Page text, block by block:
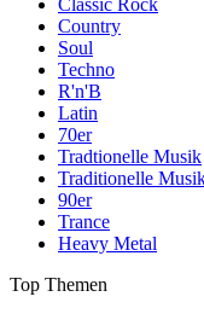
Classic Rock
Country
Soul
Techno
R'n'B
Latin
70er
Tradtionelle Musik
Traditionelle
90er
Trance
Heavy Metal
Top Themen